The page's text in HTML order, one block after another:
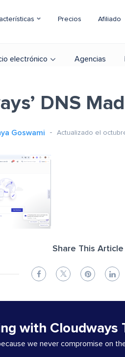
Precios Afiliado
electrónico Agencias
DNS
Goswami Actualizado el
Share This Article
with Cloudways
we never compromise on